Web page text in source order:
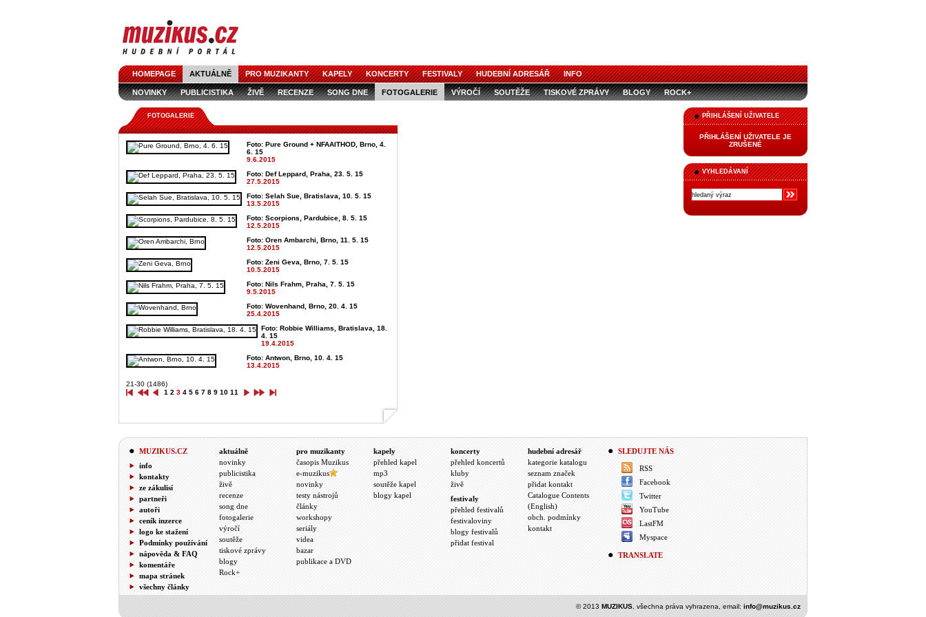
HOMEPAGE AKTUÁLNĚ PRO MUZIKANTY KAPELY KONCERTY FESTIVALY HUDEBNÍ ADRESÁŘ INFO
NOVINKY PUBLICISTIKA ŽIVĚ RECENZE SONG DNE FOTOGALERIE VÝROČÍ SOUTĚŽE TISKOVÉ ZPRÁVY BLOGY ROCK+
PŘIHLÁŠENÍ UŽIVATELE
PŘIHLÁŠENÍ UŽIVATELE JE
ZRUŠENÉ
VYHLEDÁVANÍ
FOTOGALERIE
Foto: Pure Ground + NFAAITHOD, Brno, 4.
6. 15
9.6.2015
Foto: Def Leppard, Praha, 23. 5. 15
27.5.2015
Foto: Selah Sue, Bratislava, 10. 5. 15
13.5.2015
Foto: Scorpions, Pardubice, 8. 5. 15
12.5.2015
Foto: Oren Ambarchi, Brno, 11. 5. 15
12.5.2015
Foto: Zeni Geva, Brno, 7. 5. 15
10.5.2015
Foto: Nils Frahm, Praha, 7. 5. 15
9.5.2015
Foto: Wovenhand, Brno, 20. 4. 15
25.4.2015
Foto: Robbie Williams, Bratislava, 18.
4. 15
19.4.2015
Foto: Antwon, Brno, 10. 4. 15
13.4.2015
21-30 (1486)
1 2 3 4 5 6 7 8 9 10 11
MUZIKUS.CZ
info
kontakty
ze zákulisí
partneři
autoři
ceník inzerce
logo ke stažení
Podmínky používání
nápověda & FAQ
komentáře
mapa stránek
všechny články
aktuálně
novinky
publicistika
živě
recenze
song dne
fotogalerie
výročí
soutěže
tiskové zprávy
blogy
Rock+
pro muzikanty
časopis Muzikus
e-muzikus
novinky
testy nástrojů
články
workshopy
seriály
videa
bazar
publikace a DVD
kapely
přehled kapel
mp3
soutěže kapel
blogy kapel
koncerty
přehled koncertů
kluby
živě
festivaly
přehled festivalů
festivaloviny
blogy festivalů
přidat festival
hudební adresář
kategorie katalogu
seznam značek
přidat kontakt
Catalogue Contents
(English)
obch. podmínky
kontakt
SLEDUJTE NÁS
RSS
Facebook
Twitter
YouTube
LastFM
Myspace
TRANSLATE
© 2013 MUZIKUS , všechna práva vyhrazena, email: info@muzikus.cz